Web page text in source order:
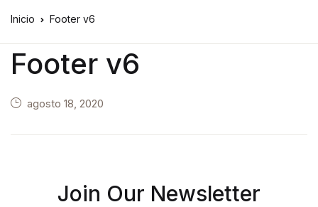
Inicio Footer v6
Footer v6
agosto 18, 2020
Join Our Newsletter